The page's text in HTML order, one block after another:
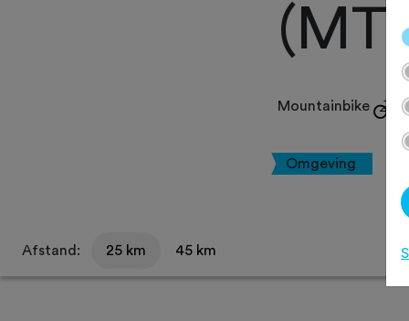
Mountainbike
Omgeving
Afstand: 25 km 45 km